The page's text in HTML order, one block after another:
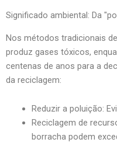
Significado ambiental: Da
Nos métodos tradicionais
produz gases tóxicos,
centenas de anos para a
da reciclagem:
Reduzir a poluição:
Reciclagem de
borracha podem